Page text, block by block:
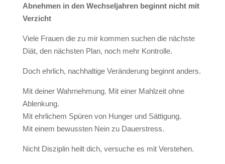
Abnehmen in den Wechseljahren beginnt nicht mit
Verzicht
Viele Frauen die zu mir kommen suchen die nächste
Diät, den nächsten Plan, noch mehr Kontrolle.
Doch ehrlich, nachhaltige Veränderung beginnt anders.
Mit deiner Wahrnehmung. Mit einer Mahlzeit ohne
Ablenkung.
Mit ehrlichem Spüren von Hunger und Sättigung.
Mit einem bewussten Nein zu Dauerstress.
Nicht Disziplin heilt dich, versuche es mit Verstehen.